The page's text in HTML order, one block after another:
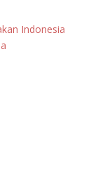
Indonesia